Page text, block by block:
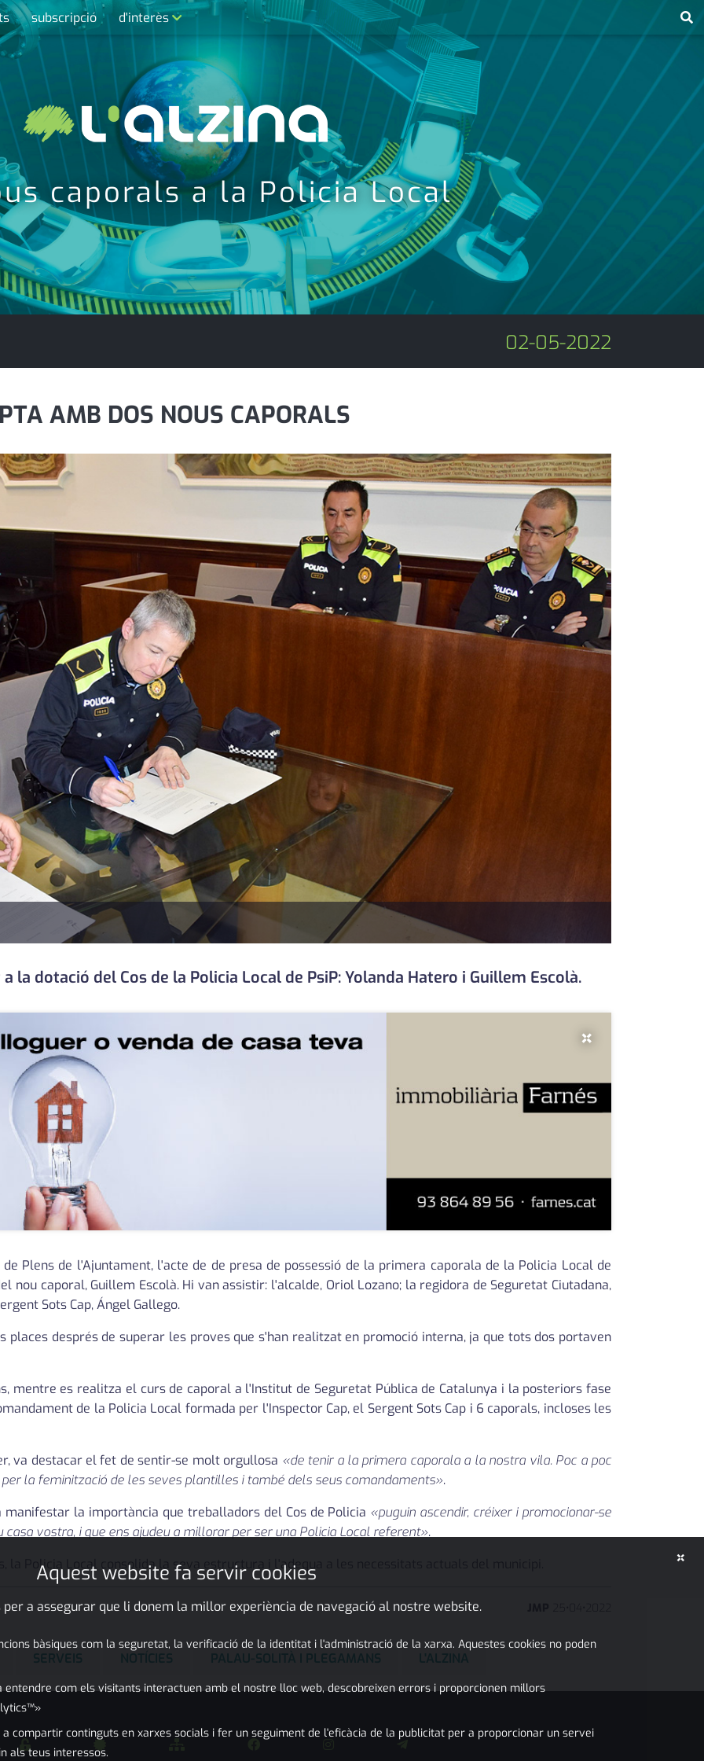
subscripció d'interès
farmàcies
telèfons
calendari
caporals a la Policia Local
02-05-2022
AMB DOS NOUS CAPORALS
la dotació del Cos de la Policia Local de PsiP: Yolanda Hatero i Guillem Escolà.
×
Plens de l'Ajuntament, l'acte de de presa de possessió de la primera caporala de la Policia Local de
nou caporal, Guillem Escolà. Hi van assistir: l'alcalde, Oriol Lozano; la regidora de Seguretat Ciutadana,
Sots Cap, Ángel Gallego.
places després de superar les proves que s'han realitzat en promoció interna, ja que tots dos portaven
mentre es realitza el curs de caporal a l'Institut de Seguretat Pública de Catalunya i la posteriors fase
de la Policia Local formada per l'Inspector Cap, el Sergent Sots Cap i 6 caporals, incloses les
va destacar el fet de sentir-se molt orgullosa «de tenir a la primera caporala a la nostra vila. Poc a poc
la feminització de les seves plantilles i també dels seus comandaments».
manifestar la importància que treballadors del Cos de Policia «puguin ascendir, créixer i promocionar-se
vostra, i que ens ajudeu a millorar per ser una Policia Local referent».
la Policia Local consolida la seva estructura i l'adequa a les necessitats actuals del municipi.
SERVEIS NOTÍCIES PALAU-SOLITÀ I PLEGAMANS L'ALZINA
×
Aquest website fa servir cookies
a assegurar que li donem la millor experiència de navegació al nostre website.
bàsiques com la seguretat, la verificació de la identitat i l'administració de la xarxa. Aquestes cookies no poden
entendre com els visitants interactuen amb el nostre lloc web, descobreixen errors i proporcionen millors
compartir continguts en xarxes socials i fer un seguiment de l'eficàcia de la publicitat per a proporcionar un servei
als teus interessos.